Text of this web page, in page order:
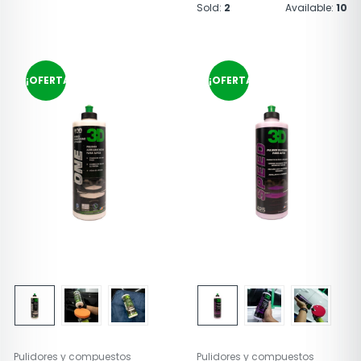
Sold: 2 Available:10
¡OFERTA!
Pulidores y compuestos
¡OFERTA!
Pulidores y compuestos